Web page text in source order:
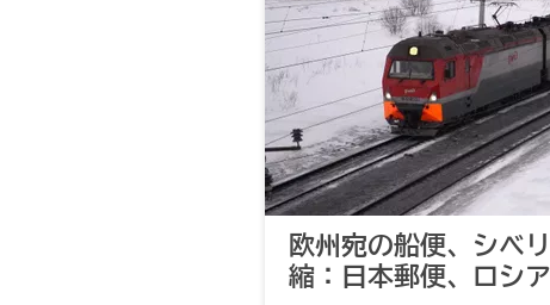
欧州宛の船便、シベ
縮：日本郵便、ロシ